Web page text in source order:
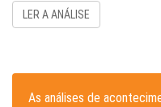
LER A ANÁLISE
As análises de